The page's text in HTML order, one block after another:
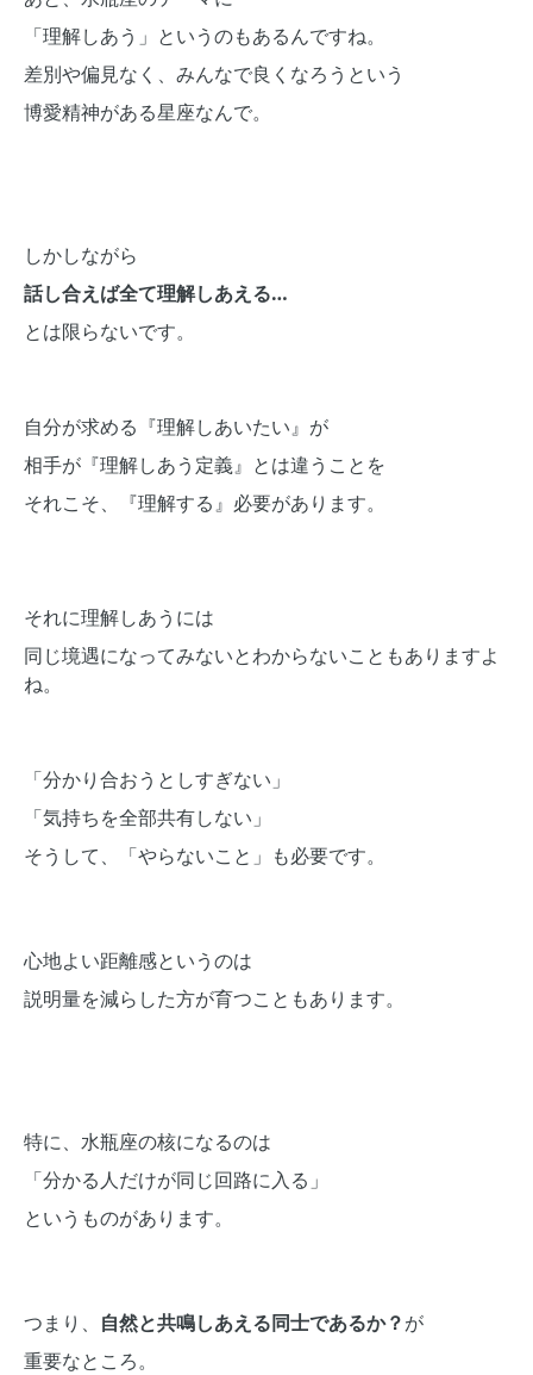
「理解しあう」というのもあるんですね。
差別や偏見なく、みんなで良くなろうという
博愛精神がある星座なんで。
しかしながら
話し合えば全て理解しあえる…
とは限らないです。
自分が求める『理解しあいたい』が
相手が『理解しあう定義』とは違うことを
それこそ、『理解する』必要があります。
それに理解しあうには
同じ境遇になってみないとわからないこともありますよ
ね。
「分かり合おうとしすぎない」
「気持ちを全部共有しない」
そうして、「やらないこと」も必要です。
心地よい距離感というのは
説明量を減らした方が育つこともあります。
特に、水瓶座の核になるのは
「分かる人だけが同じ回路に入る」
というものがあります。
つまり、 自然と共鳴しあえる同士であるか？が
重要なところ。